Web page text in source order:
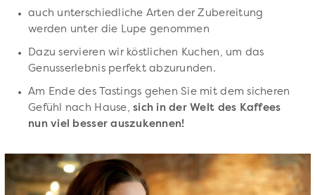
auch unterschiedliche Arten der Zubereitung
werden unter die Lupe genommen
Dazu servieren wir köstlichen Kuchen, um das
Genusserlebnis perfekt abzurunden.
Am Ende des Tastings gehen Sie mit dem sicheren
Gefühl nach Hause,sich in der Welt des Kaffees
nun viel besser auszukennen!